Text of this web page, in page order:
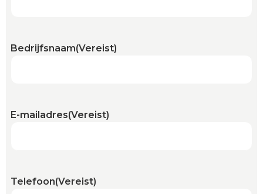
Bedrijfsnaam(Vereist)
E-mailadres(Vereist)
Telefoon(Vereist)